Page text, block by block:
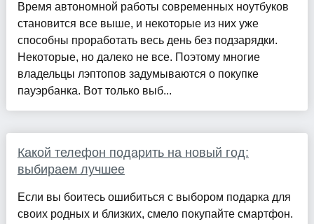
Время автономной работы современных ноутбуков
становится все выше, и некоторые из них уже
способны проработать весь день без подзарядки.
Некоторые, но далеко не все. Поэтому многие
владельцы лэптопов задумываются о покупке
пауэрбанка. Вот только выб...
Какой телефон подарить на новый год:
выбираем лучшее
Если вы боитесь ошибиться с выбором подарка для
своих родных и близких, смело покупайте смартфон.